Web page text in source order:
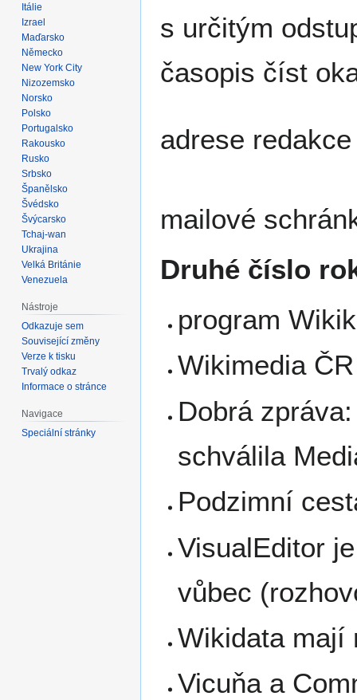
s určitým
časopis číst
adrese
mailové
Druhé číslo
program
Wikimedia
Dobrá
schválila
Podzimní
VisualEditor
vůbec
Wikidata mají
Vicuňa a
Itálie
Izrael
Maďarsko
Německo
New York City
Nizozemsko
Norsko
Polsko
Portugalsko
Rakousko
Rusko
Srbsko
Španělsko
Švédsko
Švýcarsko
Tchaj-wan
Ukrajina
Velká Británie
Venezuela
Nástroje
Odkazuje sem
Související změny
Verze k tisku
Trvalý odkaz
Informace o stránce
Navigace
Speciální stránky